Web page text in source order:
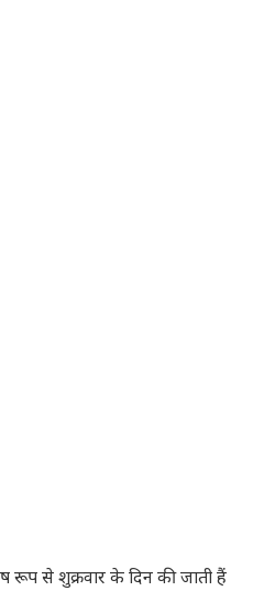
रूप से शुक्रवार के दिन की जाती हैं